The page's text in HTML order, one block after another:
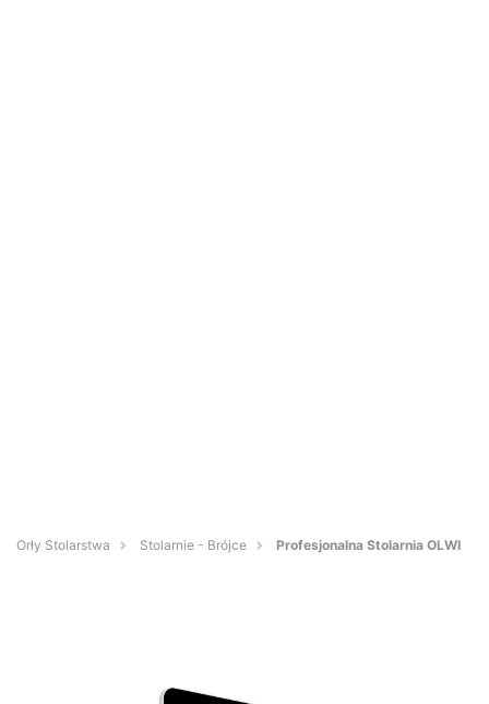
Orły Stolarstwa Stolarnie - Brójce Profesjonalna Stolarnia OLWI